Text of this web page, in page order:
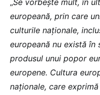
„Se vorbeşte mult, în
europeană, prin care
culturile naţionale,
europeană nu există în
produsul unui popor
europene. Cultura
naţionale, care